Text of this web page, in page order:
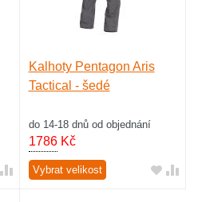
Kalhoty Pentagon Aris
Tactical - šedé
do 14-18 dnů od objednání
1786Kč
Vybrat velikost